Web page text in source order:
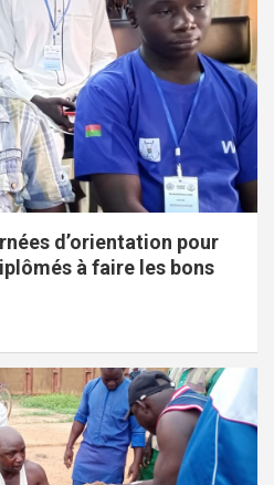
d’orientation pour
à faire les bons